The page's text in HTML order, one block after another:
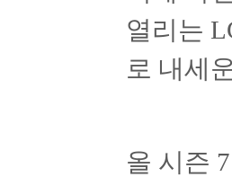
열리는
로 내세
올 시즌